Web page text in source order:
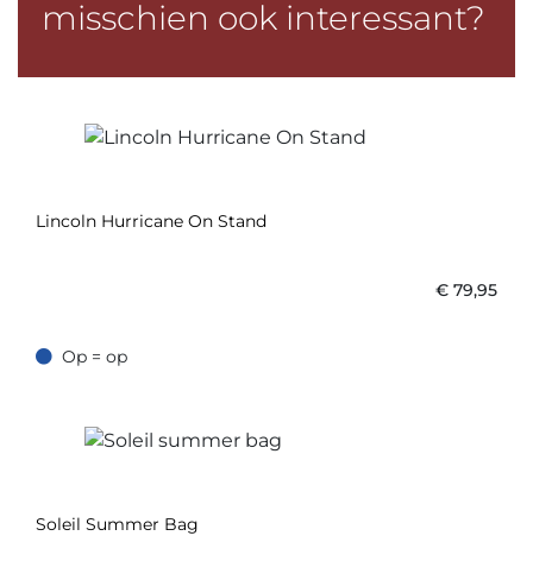
misschien ook interessant?
Lincoln Hurricane On Stand
€ 79,95
Op = op
Op = op
Soleil Summer Bag